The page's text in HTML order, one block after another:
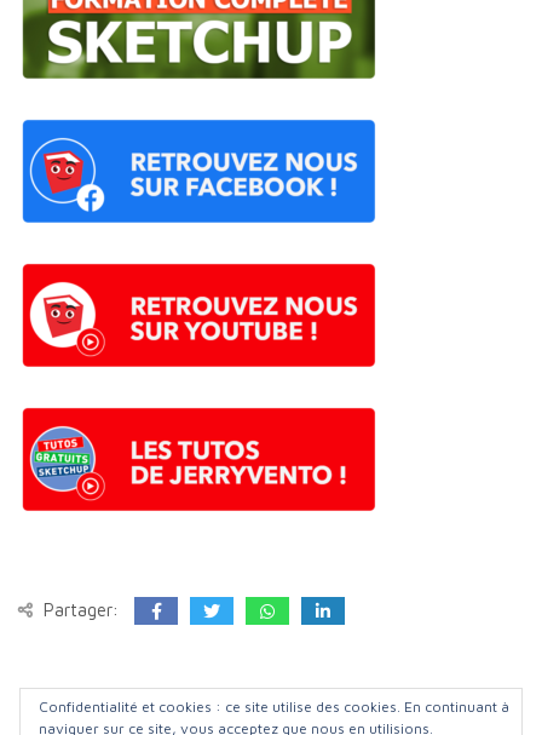
Partager:
©️ Apprendre-sketchup FORUM| 2023
Confidentialité et cookies : ce site utilise des cookies. En continuant à
naviguer sur ce site, vous acceptez que nous en utilisions.